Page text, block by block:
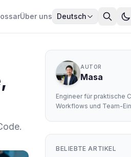
Über uns Deutsch
AUTOR
Masa
Engineer für praktische
Workflows und Team-
BELIEBTE ARTIKEL